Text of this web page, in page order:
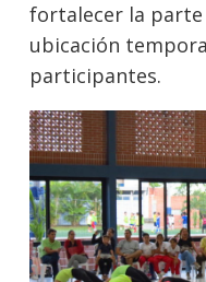
fortalecer la
ubicación
participantes.